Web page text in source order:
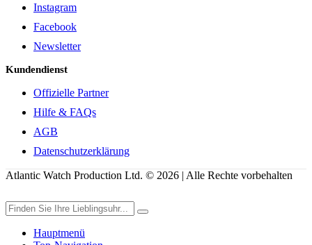
Instagram
Facebook
Newsletter
Kundendienst
Offizielle Partner
Hilfe & FAQs
AGB
Datenschutzerklärung
Atlantic Watch Production Ltd. © 2026 | Alle Rechte vorbehalten
Hauptmenü